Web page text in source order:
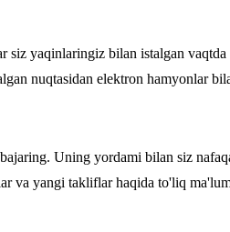
yaqinlaringiz bilan istalgan
nuqtasidan elektron hamyonlar
Uning yordami bilan siz
va yangi takliflar haqida to'liq